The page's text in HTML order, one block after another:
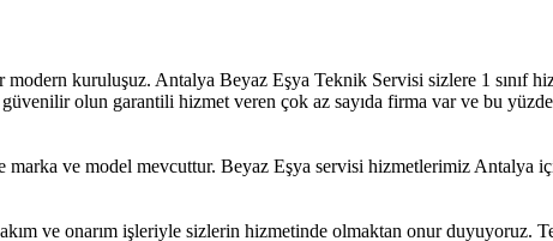
kuruluşuz. Antalya Beyaz Eşya Teknik Servisi sizlere 1 sınıf
olun garantili hizmet veren çok az sayıda firma var ve bu
ve model mevcuttur. Beyaz Eşya servisi hizmetlerimiz Antalya
ve onarım işleriyle sizlerin hizmetinde olmaktan onur duyuyoruz.